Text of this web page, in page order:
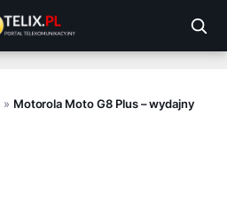
» Motorola Moto G8 Plus – wydajny